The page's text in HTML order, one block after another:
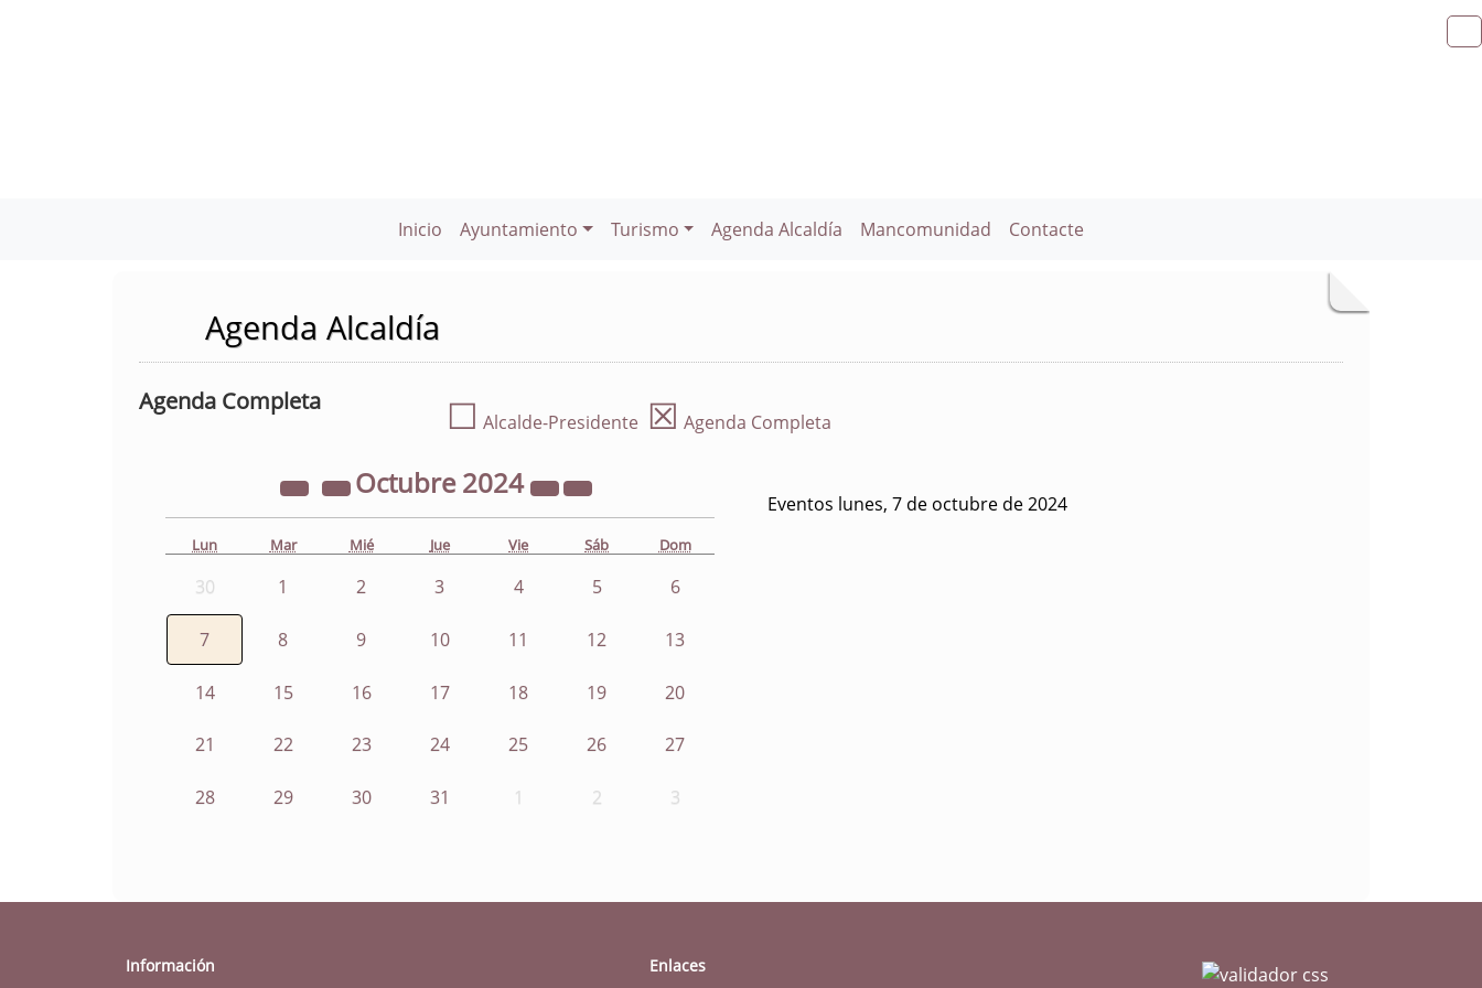
Inicio Ayuntamiento Turismo Agenda Alcaldía Mancomunidad Contacte
Agenda Alcaldía
Agenda Completa ☐ Alcalde-Presidente ☒ Agenda Completa
Octubre2024
Lun Mar Mié Jue Vie Sáb Dom
30 1 2 3 4 5 6
7 8 9 10 11 12 13
14 15 16 17 18 19 20
21 22 23 24 25 26 27
28 29 30 31 1 2 3
Eventos lunes, 7 de octubre de 2024
Información Enlaces